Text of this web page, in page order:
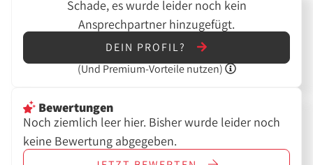
Schade, es wurde leider noch kein
Ansprechpartner hinzugefügt.
DEIN PROFIL?
(UndPremium-Vorteile nutzen)
Bewertungen
Noch ziemlich leer hier. Bisher wurde leider noch
keine Bewertung abgegeben.